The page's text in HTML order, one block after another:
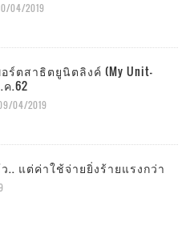
04/2019
ร์ตสาธิตยูนิตลิงค์ (My Unit-
ค.62
04/2019
.. แต่ค่าใช้จ่ายยิ่งร้ายแรงกว่า